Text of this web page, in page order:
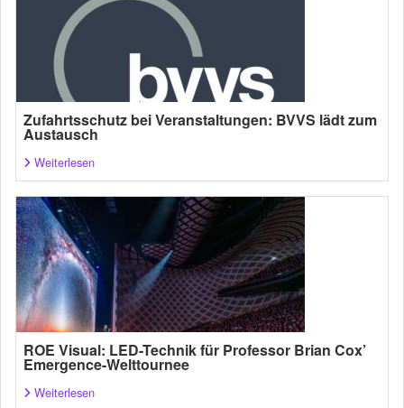
Zufahrtsschutz bei Veranstaltungen: BVVS lädt zum
Austausch
Weiterlesen
ROE Visual: LED-Technik für Professor Brian Cox’
Emergence-Welttournee
Weiterlesen